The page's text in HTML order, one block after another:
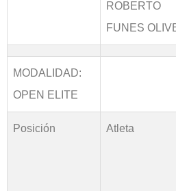
ROBERTO
FUNES
MODALIDAD:
OPEN ELITE
Posición Atleta